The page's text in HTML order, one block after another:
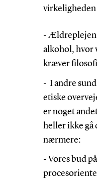
virkeligheden
- Ældreplejen
alkohol, hvor
kræver
- I andre
etiske
er noget
heller ikke gå
nærmere:
- Vores bud